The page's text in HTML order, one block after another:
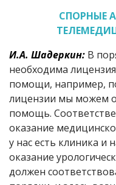
СПОРНЫЕ
И.А. Шадеркин: В
необходима
помощи, например,
лицензии мы можем
помощь.
оказание
у нас есть клиника и
оказание
должен